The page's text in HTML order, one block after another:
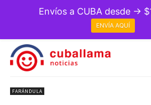
FARÁNDULA
Envíos a CUBA desde →
ENVÍA AQUÍ